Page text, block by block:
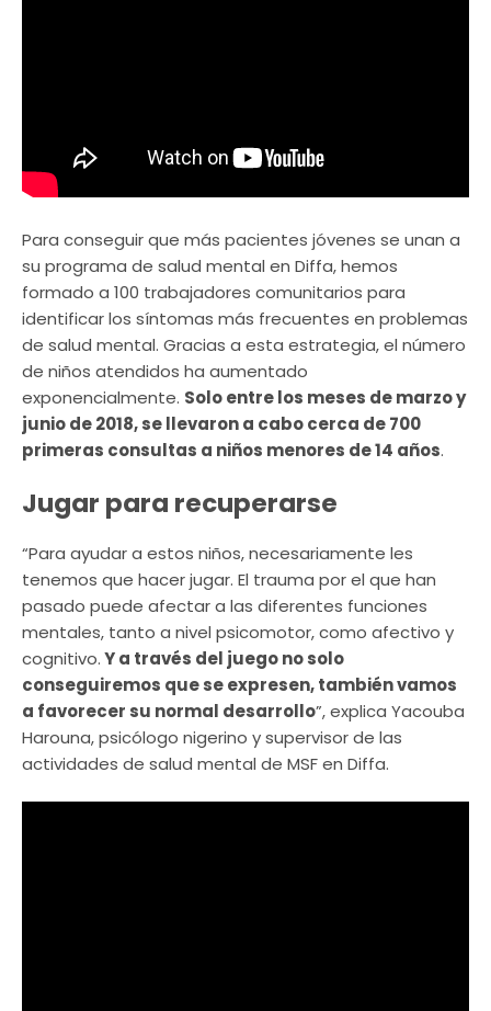
Para conseguir que más pacientes jóvenes se unan a
su programa de salud mental en Diffa, hemos
formado a 100 trabajadores comunitarios para
identificar los síntomas más frecuentes en problemas
de salud mental. Gracias a esta estrategia, el número
de niños atendidos ha aumentado
exponencialmente. Solo entre los meses de marzo y
junio de 2018, se llevaron a cabo cerca de 700
primeras consultas a niños menores de 14 años.
Jugar para recuperarse
“Para ayudar a estos niños, necesariamente les
tenemos que hacer jugar. El trauma por el que han
pasado puede afectar a las diferentes funciones
mentales, tanto a nivel psicomotor, como afectivo y
cognitivo.Y a través del juego no solo
conseguiremos que se expresen, también vamos
a favorecer su normal desarrollo”, explica Yacouba
Harouna, psicólogo nigerino y supervisor de las
actividades de salud mental de MSF en Diffa.